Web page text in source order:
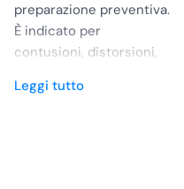
preparazione preventiva.
È indicato per
contusioni, distorsioni,
gestione iniziale del
Leggi tutto